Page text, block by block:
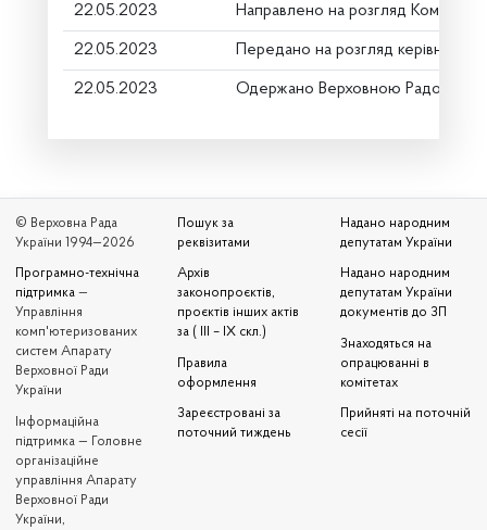
22.05.2023 Направлено на розгляд Комітету
22.05.2023 Передано на розгляд керівництву
22.05.2023 Одержано Верховною Радою
© Верховна Рада
України 1994—2026
Програмно-технічна
підтримка —
Управління
комп'ютеризованих
систем Апарату
Верховної Ради
України
Iнформаційна
підтримка — Головне
організаційне
управління Апарату
Верховної Ради
України,
Пошук за
реквізитами
Архів
законопроєктів,
проєктів інших актів
за ( III – IX скл.)
Правила
оформлення
Зареєстровані за
поточний тиждень
Надано народним
депутатам України
Надано народним
депутатам України
документів до ЗП
Знаходяться на
опрацюванні в
комітетах
Прийняті на поточній
сесії